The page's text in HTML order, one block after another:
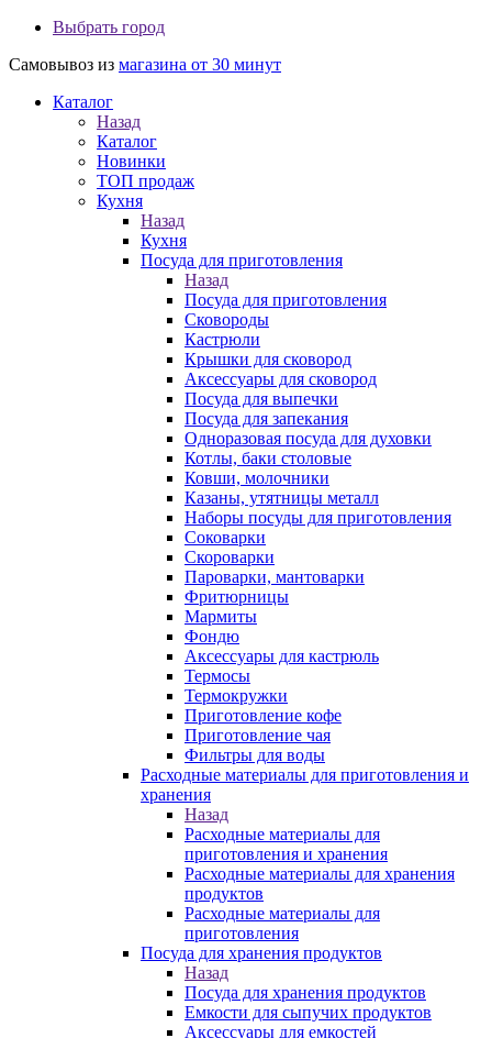
Выбрать город
Самовывоз из магазина от 30 минут
Каталог
Назад
Каталог
Новинки
ТОП продаж
Кухня
Назад
Кухня
Посуда для приготовления
Назад
Посуда для приготовления
Сковороды
Кастрюли
Крышки для сковород
Аксессуары для сковород
Посуда для выпечки
Посуда для запекания
Одноразовая посуда для духовки
Котлы, баки столовые
Ковши, молочники
Казаны, утятницы металл
Наборы посуды для приготовления
Соковарки
Скороварки
Пароварки, мантоварки
Фритюрницы
Мармиты
Фондю
Аксессуары для кастрюль
Термосы
Термокружки
Приготовление кофе
Приготовление чая
Фильтры для воды
Расходные материалы для приготовления и
хранения
Назад
Расходные материалы для
приготовления и хранения
Расходные материалы для хранения
продуктов
Расходные материалы для
приготовления
Посуда для хранения продуктов
Назад
Посуда для хранения продуктов
Емкости для сыпучих продуктов
Аксессуары для емкостей